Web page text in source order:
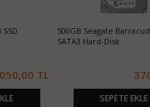
128GB Hikvision E100 550/430MBs